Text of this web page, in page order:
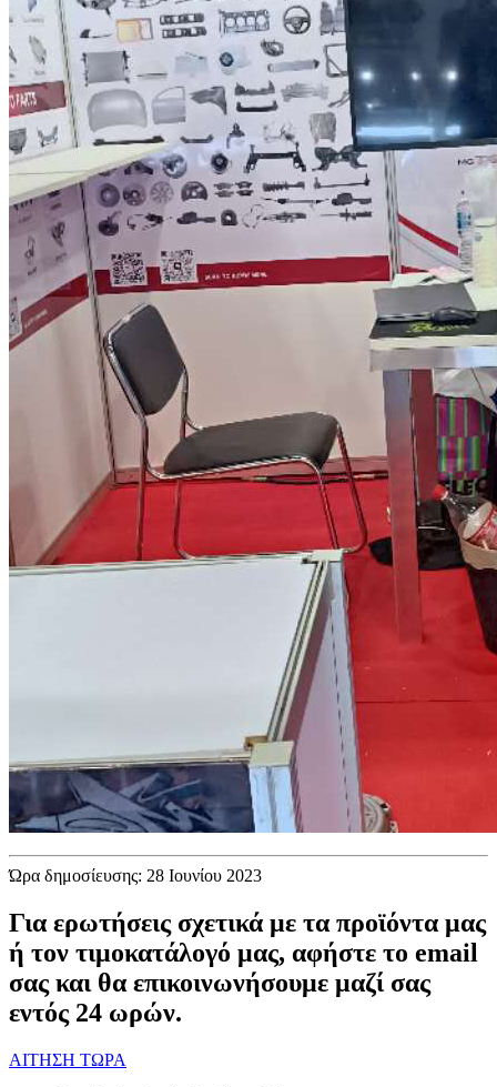
Ώρα δημοσίευσης: 28 Ιουνίου 2023
Για ερωτήσεις σχετικά με τα προϊόντα μας
ή τον τιμοκατάλογό μας, αφήστε το email
σας και θα επικοινωνήσουμε μαζί σας
εντός 24 ωρών.
ΑΙΤΗΣΗ ΤΩΡΑ